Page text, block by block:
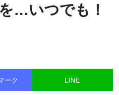
…いつでも！
ーク LINE